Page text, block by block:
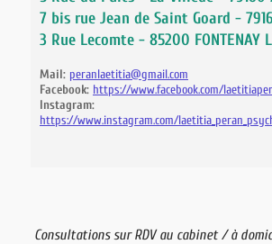
7 bis rue Jean de Saint Goard -
3 Rue Lecomte - 85200 FONTENAY
Mail: peranlaetitia@gmail.com
Facebook: https://www.facebook.com/
Instagram:
https://www.instagram.com/
Consultations sur RDV au cabinet / à